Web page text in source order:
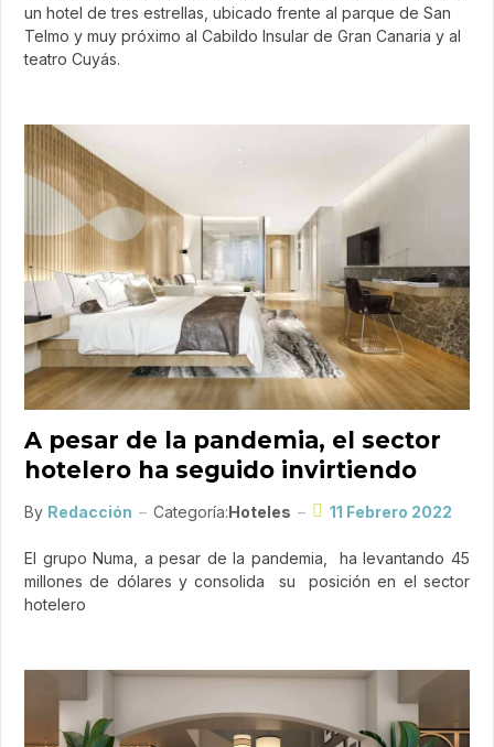
un hotel de tres estrellas, ubicado frente al parque de San
Telmo y muy próximo al Cabildo Insular de Gran Canaria y al
teatro Cuyás.
A pesar de la pandemia, el sector
hotelero ha seguido invirtiendo
By Redacción Categoría:Hoteles 11 Febrero 2022
El grupo Numa, a pesar de la pandemia, ha levantando 45
millones de dólares y consolida su posición en el sector
hotelero